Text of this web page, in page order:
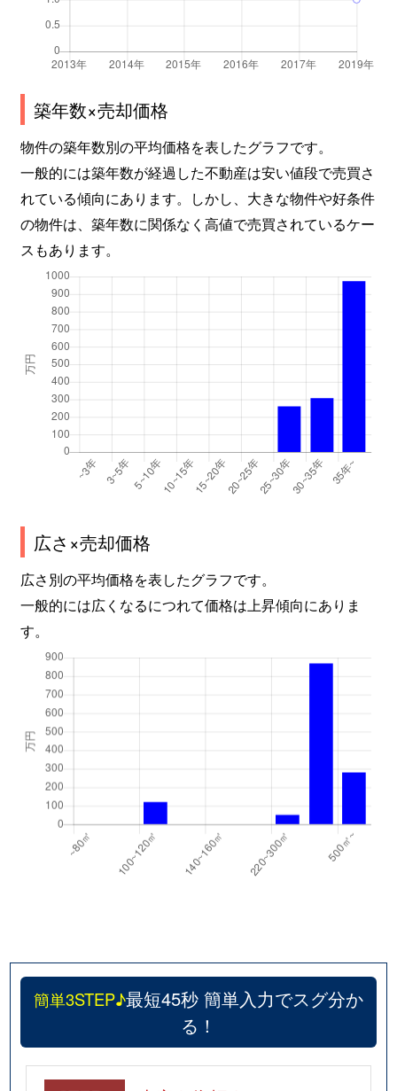
築年数×売却価格
物件の築年数別の平均価格を表したグラフです。
一般的には築年数が経過した不動産は安い値段で売買さ
れている傾向にあります。しかし、大きな物件や好条件
の物件は、築年数に関係なく高値で売買されているケー
スもあります。
広さ×売却価格
広さ別の平均価格を表したグラフです。
一般的には広くなるにつれて価格は上昇傾向にありま
す。
簡単3STEP♪最短45秒 簡単入力でスグ分か
る！